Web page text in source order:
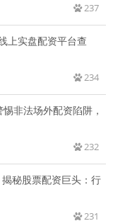
237
上实盘配资平台查
234
非法场外配资陷阱，
232
秘股票配资巨头：行
231